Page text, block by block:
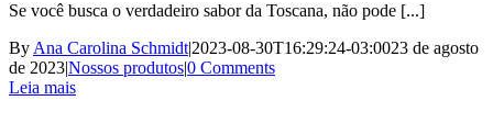
Se você busca o verdadeiro sabor da Toscana, não pode [...]
By Ana Carolina Schmidt|2023-08-30T16:29:24-03:0023 de agosto
de 2023|Nossos produtos|0 Comments
Leia mais